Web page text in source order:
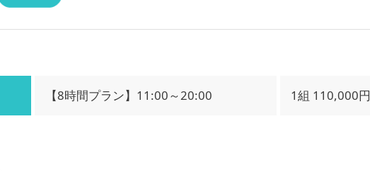
【8時間プラン】11:00～20:00 1組 110,000円